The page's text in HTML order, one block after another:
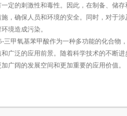
定的刺激性和毒性。因此，在制备、储
，确保人员和环境的安全。同时，对于
境造成污染。
三甲氧基苯甲酸作为一种多功能的化合物
广泛的应用前景。随着科学技术的不断
广阔的发展空间和更加重要的应用价值。